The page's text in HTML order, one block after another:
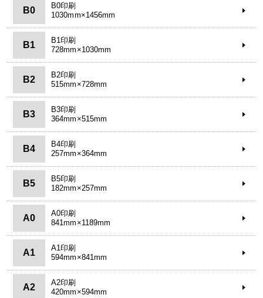
B0
B0印刷
1030mm×1456mm
B1
B1印刷
728mm×1030mm
B2
B2印刷
515mm×728mm
B3
B3印刷
364mm×515mm
B4
B4印刷
257mm×364mm
B5
B5印刷
182mm×257mm
A0
A0印刷
841mm×1189mm
A1
A1印刷
594mm×841mm
A2
A2印刷
420mm×594mm